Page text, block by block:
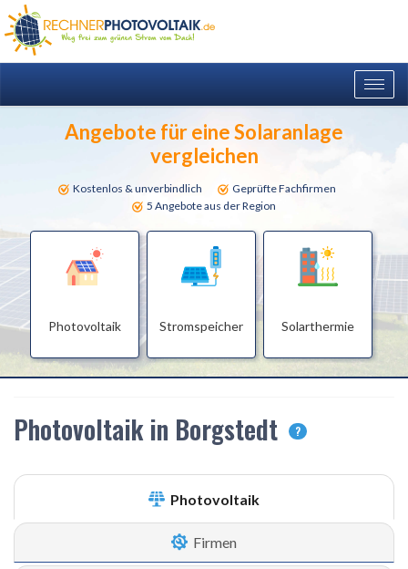
Angebote für eine Solaranlage
vergleichen
Kostenlos & unverbindlich
Geprüfte Fachfirmen
5 Angebote aus der Region
Photovoltaik Stromspeicher Solarthermie
Photovoltaik in Borgstedt ?
Photovoltaik
Firmen